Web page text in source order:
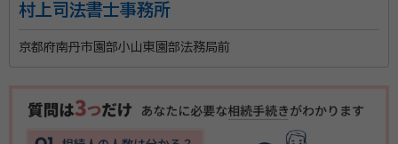
村上司法書士事務所
京都府南丹市園部小山東園部法務局前